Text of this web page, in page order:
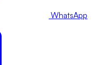
WhatsApp